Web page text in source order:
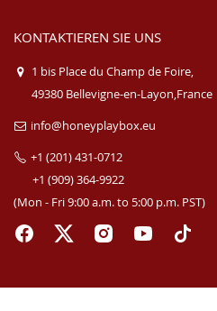
KONTAKTIEREN SIE UNS
1 bis Place du Champ de Foire,
49380 Bellevigne-en-Layon,France
info@honeyplaybox.eu
+1 (201) 431-0712
+1 (909) 364-9922
(Mon - Fri 9:00 a.m. to 5:00 p.m. PST)